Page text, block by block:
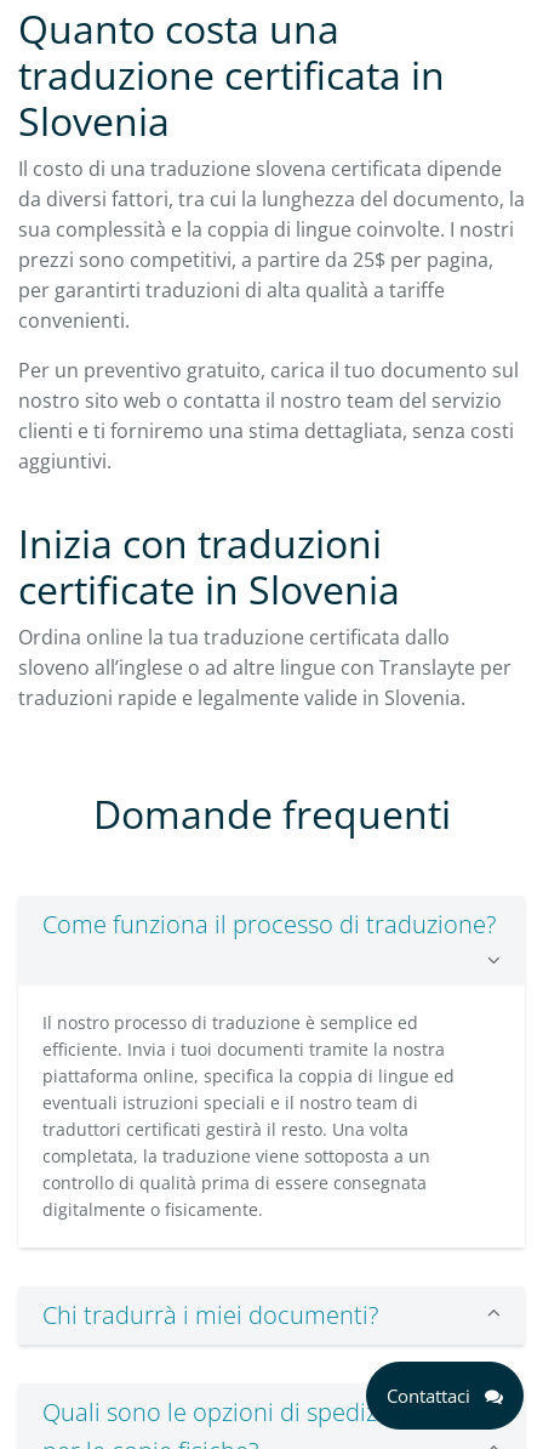
Quanto costa una
traduzione certificata in
Slovenia
Il costo di una traduzione slovena certificata dipende
da diversi fattori, tra cui la lunghezza del documento, la
sua complessità e la coppia di lingue coinvolte. I nostri
prezzi sono competitivi, a partire da 25$ per pagina,
per garantirti traduzioni di alta qualità a tariffe
convenienti.
Per un preventivo gratuito, carica il tuo documento sul
nostro sito web o contatta il nostro team del servizio
clienti e ti forniremo una stima dettagliata, senza costi
aggiuntivi.
Inizia con traduzioni
certificate in Slovenia
Ordina online la tua traduzione certificata dallo
sloveno all’inglese o ad altre lingue con Translayte per
traduzioni rapide e legalmente valide in Slovenia.
Domande frequenti
Come funziona il processo di traduzione?
Il nostro processo di traduzione è semplice ed
efficiente. Invia i tuoi documenti tramite la nostra
piattaforma online, specifica la coppia di lingue ed
eventuali istruzioni speciali e il nostro team di
traduttori certificati gestirà il resto. Una volta
completata, la traduzione viene sottoposta a un
controllo di qualità prima di essere consegnata
digitalmente o fisicamente.
Chi tradurrà i miei documenti?
Quali sono le opzioni di spedizione/invio
Contattaci